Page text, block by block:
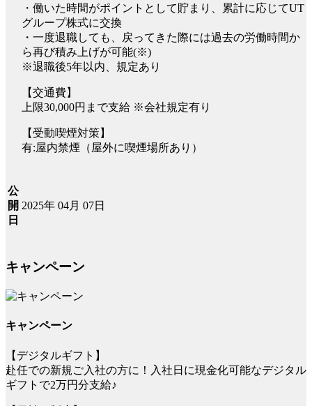
・働いた時間がポイントとして貯まり、累計に応じてUT
グループ株式に交換
・一度退職しても、戻ってきた際には過去の労働時間か
ら再び積み上げが可能(※)
※退職後5年以内、規定あり
【交通費】
上限30,000円まで支給 ※会社規定有り
【受動喫煙対策】
有:屋内禁煙（屋外に喫煙場所あり）
公
開
日
2025年 04月 07日
キャンペーン
キャンペーン
【デジタルギフト】
赴任での新規ご入社の方に！入社日に現金化可能なデジタル
ギフトで2万円分支給♪